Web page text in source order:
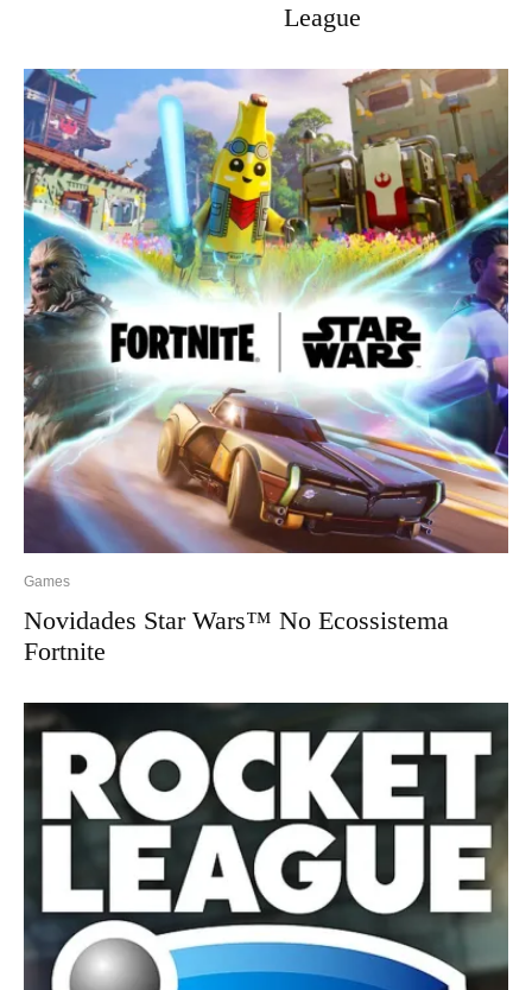
League
Games
Novidades Star Wars™ No Ecossistema
Fortnite